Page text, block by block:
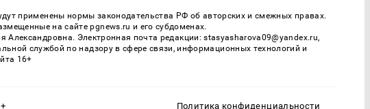
применены нормы законодательства РФ об авторских и смежных правах.
на сайте pgnews.ru и его субдоменах.
Электронная почта редакции: stasyasharova09@yandex.ru,
службой по надзору в сфере связи, информационных технологий и
16+
Политика конфиденциальности